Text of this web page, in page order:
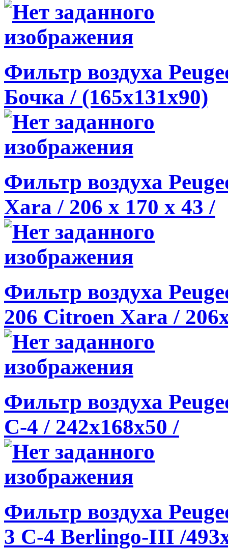
Фильтр воздуха
Бочка / (165x131x90)
Фильтр воздуха
Xara / 206 x 170 x 43 /
Фильтр воздуха
206 Citroen Xara /
Фильтр воздуха
C-4 / 242x168x50 /
Фильтр воздуха
3 C-4 Berlingo-III /